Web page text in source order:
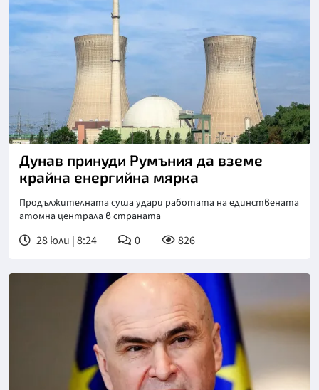
Дунав принуди Румъния да вземе
крайна енергийна мярка
Продължителната суша удари работата на единствената
атомна централа в страната
28 юли | 8:24 0 826